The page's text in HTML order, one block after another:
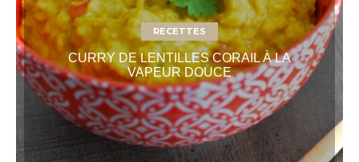
RECETTES
CURRY DE LENTILLES CORAIL À LA
VAPEUR DOUCE